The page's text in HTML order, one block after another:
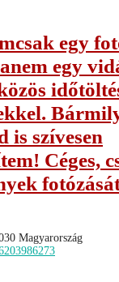
egy
egy
is szívesen
Céges,
Magyarország